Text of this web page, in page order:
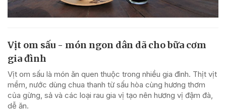
Vịt om sấu - món ngon dân dã cho bữa cơm
gia đình
Vịt om sấu là món ăn quen thuộc trong nhiều gia đình. Thịt vịt
mềm, nước dùng chua thanh từ sấu hòa cùng hương thơm
của gừng, sả và các loại rau gia vị tạo nên hương vị đậm đà,
dễ ăn.